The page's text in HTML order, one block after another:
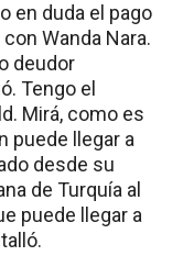
en duda el pago
Wanda Nara.
deudor
Tengo el
Mirá, como es
puede llegar a
desde su
de Turquía al
puede llegar a